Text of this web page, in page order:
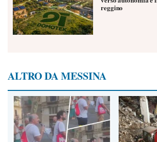
reggino
ALTRO DA MESSINA